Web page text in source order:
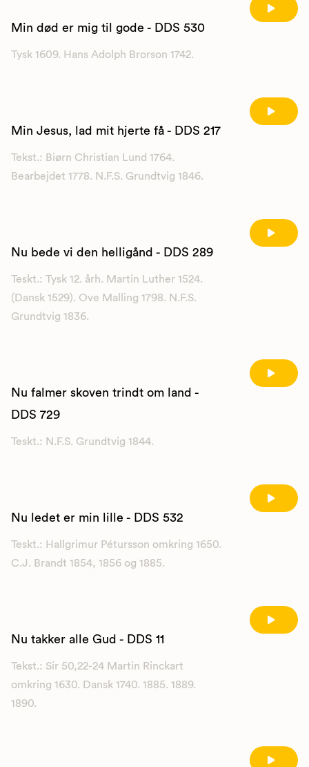
Min død er mig til gode - DDS 530
Tysk 1609. Hans Adolph Brorson 1742.
Min Jesus, lad mit hjerte få - DDS 217
Tekst.: Biørn Christian Lund 1764.
Bearbejdet 1778. N.F.S. Grundtvig 1846.
Nu bede vi den helligånd - DDS 289
Teskt.: Tysk 12. årh. Martin Luther 1524.
(Dansk 1529). Ove Malling 1798. N.F.S.
Grundtvig 1836.
Nu falmer skoven trindt om land -
DDS 729
Teskt.: N.F.S. Grundtvig 1844.
Nu ledet er min lille - DDS 532
Teskt.: Hallgrimur Pétursson omkring 1650.
C.J. Brandt 1854, 1856 og 1885.
Nu takker alle Gud - DDS 11
Tekst.: Sir 50,22-24 Martin Rinckart
omkring 1630. Dansk 1740. 1885. 1889.
1890.